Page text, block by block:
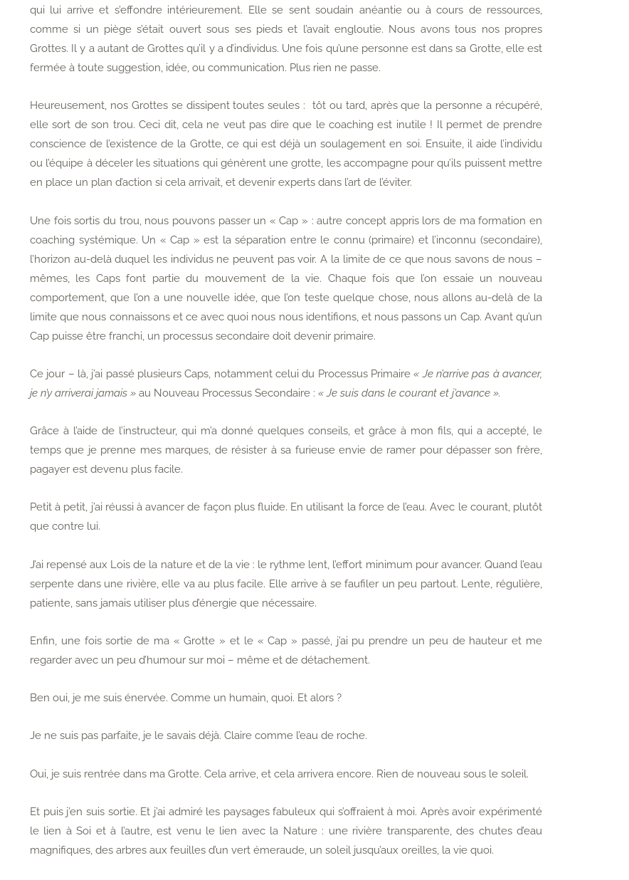
qui lui arrive et s’effondre intérieurement. Elle se sent soudain anéantie ou à cours de ressources,
comme si un piège s’était ouvert sous ses pieds et l’avait engloutie. Nous avons tous nos propres
Grottes. Il y a autant de Grottes qu’il y a d’individus. Une fois qu’une personne est dans sa Grotte, elle est
fermée à toute suggestion, idée, ou communication. Plus rien ne passe.
Heureusement, nos Grottes se dissipent toutes seules : tôt ou tard, après que la personne a récupéré,
elle sort de son trou. Ceci dit, cela ne veut pas dire que le coaching est inutile ! Il permet de prendre
conscience de l’existence de la Grotte, ce qui est déjà un soulagement en soi. Ensuite, il aide l’individu
ou l’équipe à déceler les situations qui génèrent une grotte, les accompagne pour qu’ils puissent mettre
en place un plan d’action si cela arrivait, et devenir experts dans l’art de l’éviter.
Une fois sortis du trou, nous pouvons passer un « Cap » : autre concept appris lors de ma formation en
coaching systémique. Un « Cap » est la séparation entre le connu (primaire) et l’inconnu (secondaire),
l’horizon au-delà duquel les individus ne peuvent pas voir. A la limite de ce que nous savons de nous –
mêmes, les Caps font partie du mouvement de la vie. Chaque fois que l’on essaie un nouveau
comportement, que l’on a une nouvelle idée, que l’on teste quelque chose, nous allons au-delà de la
limite que nous connaissons et ce avec quoi nous nous identifions, et nous passons un Cap. Avant qu’un
Cap puisse être franchi, un processus secondaire doit devenir primaire.
Ce jour – là, j’ai passé plusieurs Caps, notamment celui du Processus Primaire« Je n’arrive pas à avancer,
je n’y arriverai jamais »au Nouveau Processus Secondaire : « Je suis dans le courant et j’avance ».
Grâce à l’aide de l’instructeur, qui m’a donné quelques conseils, et grâce à mon fils, qui a accepté, le
temps que je prenne mes marques, de résister à sa furieuse envie de ramer pour dépasser son frère,
pagayer est devenu plus facile.
Petit à petit, j’ai réussi à avancer de façon plus fluide. En utilisant la force de l’eau. Avec le courant, plutôt
que contre lui.
J’ai repensé aux Lois de la nature et de la vie : le rythme lent, l’effort minimum pour avancer. Quand l’eau
serpente dans une rivière, elle va au plus facile. Elle arrive à se faufiler un peu partout. Lente, régulière,
patiente, sans jamais utiliser plus d’énergie que nécessaire.
Enfin, une fois sortie de ma « Grotte » et le « Cap » passé, j’ai pu prendre un peu de hauteur et me
regarder avec un peu d’humour sur moi – même et de détachement.
Ben oui, je me suis énervée. Comme un humain, quoi. Et alors ?
Je ne suis pas parfaite, je le savais déjà. Claire comme l’eau de roche.
Oui, je suis rentrée dans ma Grotte. Cela arrive, et cela arrivera encore. Rien de nouveau sous le soleil.
Et puis j’en suis sortie. Et j’ai admiré les paysages fabuleux qui s’offraient à moi. Après avoir expérimenté
le lien à Soi et à l’autre, est venu le lien avec la Nature : une rivière transparente, des chutes d’eau
magnifiques, des arbres aux feuilles d’un vert émeraude, un soleil jusqu’aux oreilles, la vie quoi.